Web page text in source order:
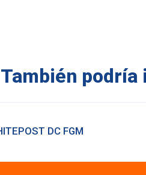
También
DC FGM